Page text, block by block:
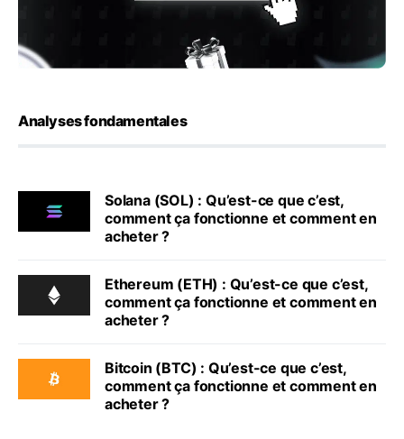
Analyses fondamentales
Solana (SOL) : Qu’est-ce que c’est,
comment ça fonctionne et comment en
acheter ?
Ethereum (ETH) : Qu’est-ce que c’est,
comment ça fonctionne et comment en
acheter ?
Bitcoin (BTC) : Qu’est-ce que c’est,
comment ça fonctionne et comment en
acheter ?